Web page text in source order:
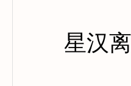
星汉离